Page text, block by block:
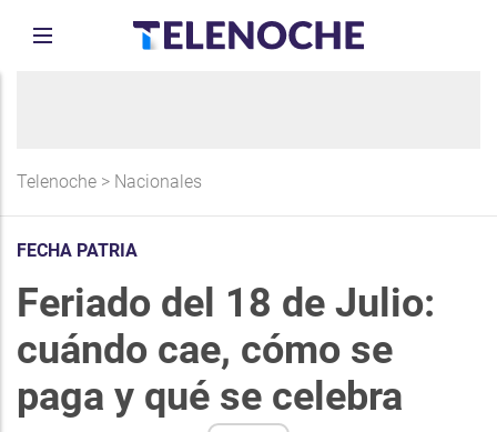
Telenoche > Nacionales
FECHA PATRIA
Feriado del 18 de Julio:
cuándo cae, cómo se
paga y qué se celebra